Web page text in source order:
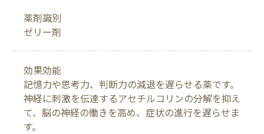
薬剤識別
ゼリー剤
効果効能
記憶力や思考力、判断力の減退を遅らせる薬です。
神経に刺激を伝達するアセチルコリンの分解を抑え
て、脳の神経の働きを高め、症状の進行を遅らせま
す。